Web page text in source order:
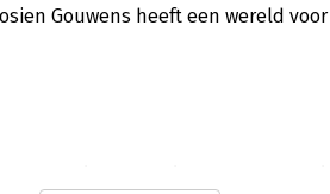
Gouwens heeft een wereld